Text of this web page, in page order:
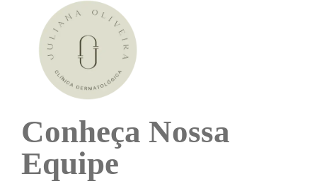
Conheça Nossa
Equipe